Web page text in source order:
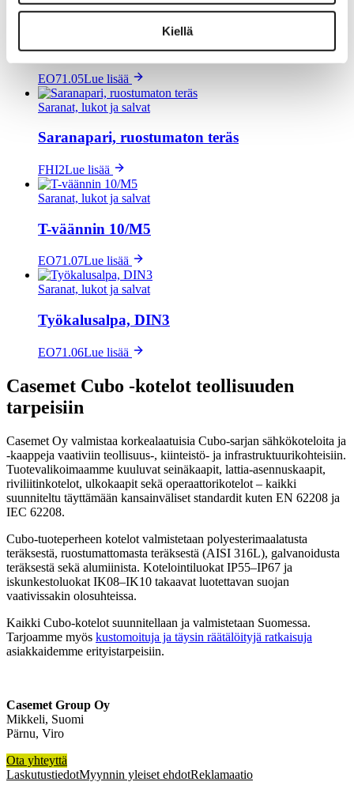
Kiellä
Saranat, lukot ja salvat
Riippulukon salparauta ja käsisalpa
EO71.05Lue lisää
Saranat, lukot ja salvat
Saranapari, ruostumaton teräs
FHI2Lue lisää
Saranat, lukot ja salvat
T-väännin 10/M5
EO71.07Lue lisää
Saranat, lukot ja salvat
Työkalusalpa, DIN3
EO71.06Lue lisää
Casemet Cubo -kotelot teollisuuden
tarpeisiin
Casemet Oy valmistaa korkealaatuisia Cubo-sarjan sähkökoteloita ja
-kaappeja vaativiin teollisuus-, kiinteistö- ja infrastruktuurikohteisiin.
Tuotevalikoimaamme kuuluvat seinäkaapit, lattia-asennuskaapit,
riviliitinkotelot, ulkokaapit sekä operaattorikotelot – kaikki
suunniteltu täyttämään kansainväliset standardit kuten EN 62208 ja
IEC 62208.
Cubo-tuoteperheen kotelot valmistetaan polyesterimaalatusta
teräksestä, ruostumattomasta teräksestä (AISI 316L), galvanoidusta
teräksestä sekä alumiinista. Kotelointiluokat IP55–IP67 ja
iskunkestoluokat IK08–IK10 takaavat luotettavan suojan
vaativissakin olosuhteissa.
Kaikki Cubo-kotelot suunnitellaan ja valmistetaan Suomessa.
Tarjoamme myös kustomoituja ja täysin räätälöityjä ratkaisuja
asiakkaidemme erityistarpeisiin.
Casemet Group Oy
Mikkeli, Suomi
Pärnu, Viro
Ota yhteyttä
LaskutustiedotMyynnin yleiset ehdotReklamaatio